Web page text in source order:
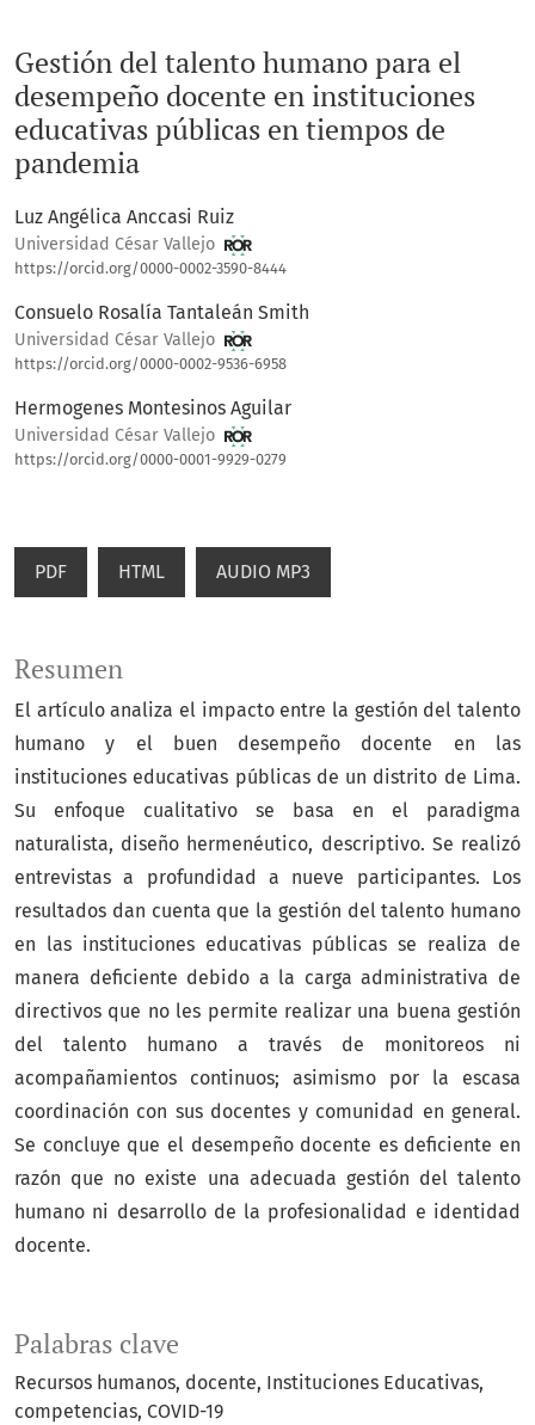
Gestión del talento humano para el
desempeño docente en instituciones
educativas públicas en tiempos de
pandemia
Luz Angélica Anccasi Ruiz
Universidad César Vallejo
https://orcid.org/0000-0002-3590-8444
Consuelo Rosalía Tantaleán Smith
Universidad César Vallejo
https://orcid.org/0000-0002-9536-6958
Hermogenes Montesinos Aguilar
Universidad César Vallejo
https://orcid.org/0000-0001-9929-0279
PDF HTML AUDIO MP3
Palabras clave
Recursos humanos docente Instituciones Educativas
competencias COVID-19
Resumen
El artículo analiza el impacto entre la gestión del talento
humano y el buen desempeño docente en las
instituciones educativas públicas de un distrito de Lima.
Su enfoque cualitativo se basa en el paradigma
naturalista, diseño hermenéutico, descriptivo. Se realizó
entrevistas a profundidad a nueve participantes. Los
resultados dan cuenta que la gestión del talento humano
en las instituciones educativas públicas se realiza de
manera deficiente debido a la carga administrativa de
directivos que no les permite realizar una buena gestión
del talento humano a través de monitoreos ni
acompañamientos continuos; asimismo por la escasa
coordinación con sus docentes y comunidad en general.
Se concluye que el desempeño docente es deficiente en
razón que no existe una adecuada gestión del talento
humano ni desarrollo de la profesionalidad e identidad
docente.